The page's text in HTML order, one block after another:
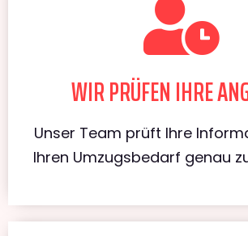
WIR PRÜFEN IHRE
Unser Team prüft Ihre
Ihren Umzugsbedarf genau